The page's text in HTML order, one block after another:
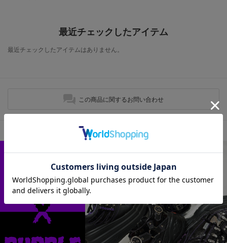
最近チェックしたアイテム
最近チェックしたアイテムはありません。
この商品に関するお問い合わせ